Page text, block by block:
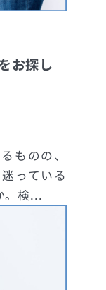
お探し
ものの、
っている
。検...